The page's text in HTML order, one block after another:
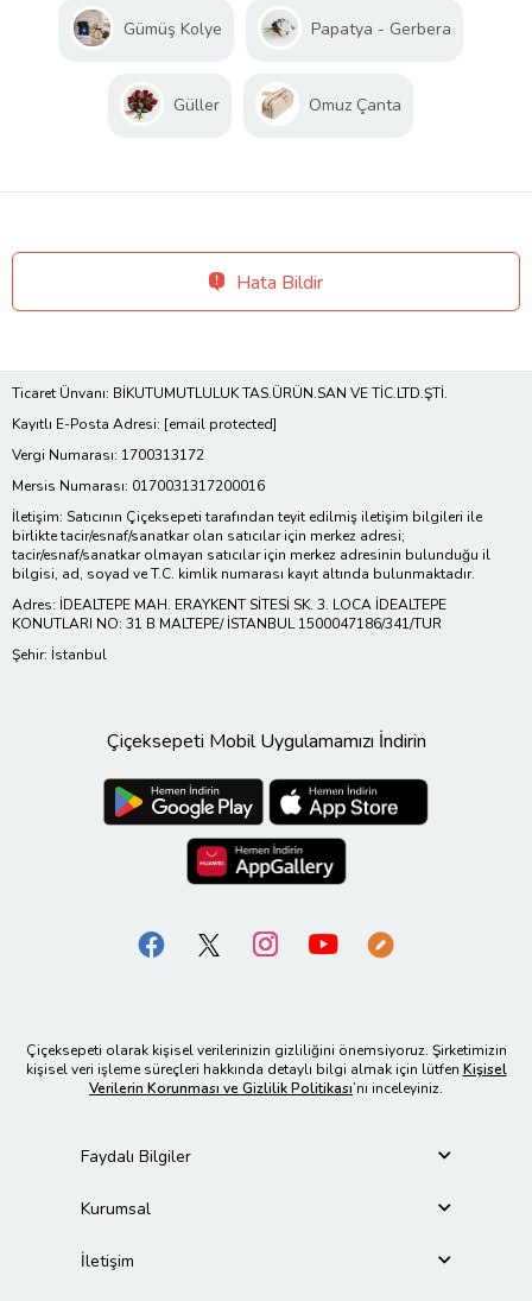
Gümüş Kolye Papatya - Gerbera
Güller Omuz Çanta
Hata Bildir
Ticaret Ünvanı: BİKUTUMUTLULUK TAS.ÜRÜN.SAN VE TİC.LTD.ŞTİ.
Kayıtlı E-Posta Adresi: [email protected]
Vergi Numarası: 1700313172
Mersis Numarası: 0170031317200016
İletişim: Satıcının Çiçeksepeti tarafından teyit edilmiş iletişim bilgileri ile
birlikte tacir/esnaf/sanatkar olan satıcılar için merkez adresi;
tacir/esnaf/sanatkar olmayan satıcılar için merkez adresinin bulunduğu il
bilgisi, ad, soyad ve T.C. kimlik numarası kayıt altında bulunmaktadır.
Adres: İDEALTEPE MAH. ERAYKENT SİTESİ SK. 3. LOCA İDEALTEPE
KONUTLARI NO: 31 B MALTEPE/ İSTANBUL 1500047186/341/TUR
Şehir: İstanbul
Çiçeksepeti Mobil Uygulamamızı İndirin
Çiçeksepeti olarak kişisel verilerinizin gizliliğini önemsiyoruz. Şirketimizin
kişisel veri işleme süreçleri hakkında detaylı bilgi almak için lütfen Kişisel
Verilerin Korunması ve Gizlilik Politikası’nı inceleyiniz.
Faydalı Bilgiler
Kurumsal
İletişim